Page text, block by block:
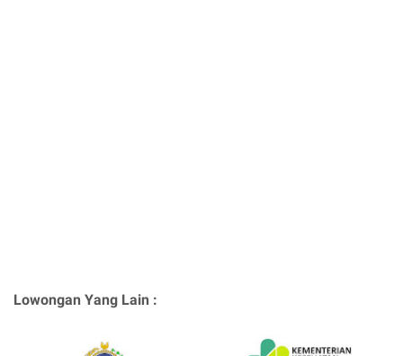
Lowongan Yang Lain :